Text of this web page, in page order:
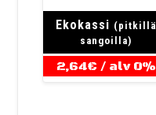
Ekokassi (pitkillä
sangoilla)
2,64€ / alv 0%